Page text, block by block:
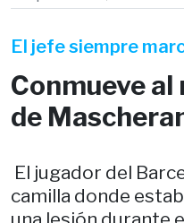
El jefe siempre
Conmueve al
de
El jugador del
camilla donde